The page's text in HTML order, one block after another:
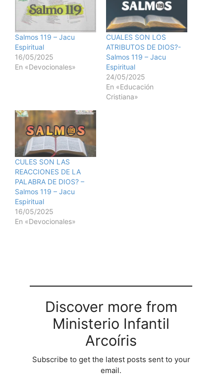
Salmos 119 – Jacu
Espiritual
16/05/2025
En «Devocionales»
CUALES SON LOS
ATRIBUTOS DE DIOS?-
Salmos 119 – Jacu
Espiritual
24/05/2025
En «Educación
Cristiana»
CULES SON LAS
REACCIONES DE LA
PALABRA DE DIOS? –
Salmos 119 – Jacu
Espiritual
16/05/2025
En «Devocionales»
Discover more from
Ministerio Infantil
Arcoíris
Subscribe to get the latest posts sent to your
email.